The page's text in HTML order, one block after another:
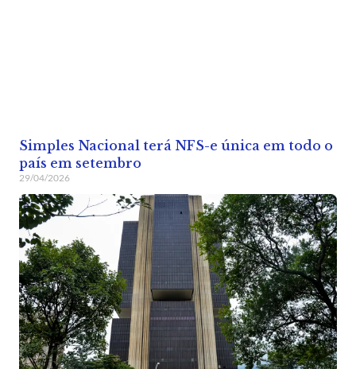
Simples Nacional terá NFS-e única em todo o
país em setembro
29/04/2026